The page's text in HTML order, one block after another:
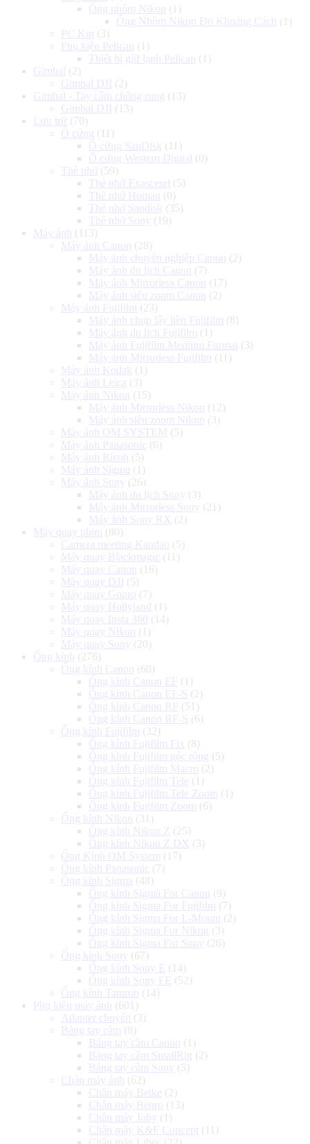
Ống nhòm Nikon
(1)
Ống Nhòm Nikon Đo Khoảng Cách
(1)
PC Km (3)
Phụ kiện Pelican
(1)
Thiết bị giữ lạnh Pelican
(1)
Gimbal (2)
Gimbal DJI (2)
Gimbal - Tay cầm chống rung (13)
Gimbal DJI (13)
Lưu trữ (70)
Ổ cứng (11)
Ổ cứng SanDisk (11)
Ổ cứng Western Digital (0)
Thẻ nhớ (59)
Thẻ nhớ Exascend
(5)
Thẻ nhớ Homan
(0)
Thẻ nhớ Sandisk (35)
Thẻ nhớ Sony (19)
Máy ảnh
(113)
Máy ảnh Canon
(28)
Máy ảnh chuyên nghiệp Canon
(2)
Máy ảnh du lịch Canon
(7)
Máy ảnh Mirrorless Canon
(17)
Máy ảnh siêu zoom Canon
(2)
Máy ảnh Fujifilm (23)
Máy ảnh chụp lấy liền Fujifilm (8)
Máy ảnh du lịch Fujifilm (1)
Máy ảnh Fujifilm Medium Format (3)
Máy ảnh Mirrorless Fujifilm (11)
Máy ảnh Kodak (1)
Máy ảnh Leica (3)
Máy ảnh Nikon
(15)
Máy ảnh Mirrorless Nikon
(12)
Máy ảnh siêu zoom Nikon
(3)
Máy ảnh OM SYSTEM (5)
Máy ảnh Panasonic (6)
Máy ảnh Ricoh
(5)
Máy ảnh Sigma (1)
Máy ảnh Sony (26)
Máy ảnh du lịch Sony (3)
Máy ảnh Mirrorless Sony (21)
Máy ảnh Sony RX (2)
Máy quay phim (80)
Camera meeting Kandao (5)
Máy quay Blackmagic (11)
Máy quay Canon
(16)
Máy quay DJI (5)
Máy quay Gopro (7)
Máy quay Hollyland
(1)
Máy quay Insta 360 (14)
Máy quay Nikon
(1)
Máy quay Sony (20)
Ống kính
(276)
Ống kính Canon
(60)
Ống kính Canon EF
(1)
Ống kính Canon EF-S (2)
Ống kính Canon RF
(51)
Ống kính Canon RF-S (6)
Ống kính Fujifilm (32)
Ống kính Fujifilm Fix (8)
Ống kính Fujifilm góc rộng (5)
Ống kính Fujifilm Macro (2)
Ống kính Fujifilm Tele (1)
Ống kính Fujifilm Tele Zoom (1)
Ống kính Fujifilm Zoom (6)
Ống kính Nikon
(31)
Ống kính Nikon Z (25)
Ống kính Nikon Z DX (3)
Ống Kính OM System (17)
Ống kính Panasonic (7)
Ống kính Sigma (48)
Ống kính Sigma For Canon
(9)
Ống kính Sigma For Fujifilm (7)
Ống kính Sigma For L-Mount (2)
Ống kính Sigma For Nikon
(3)
Ống kính Sigma For Sony (26)
Ống kính Sony (67)
Ống kính Sony E
(14)
Ống kính Sony FE
(52)
Ống kính Tamron
(14)
Phụ kiện máy ảnh
(601)
Adapter chuyển
(3)
Báng tay cầm (8)
Báng tay cầm Canon
(1)
Báng tay cầm SmallRig (2)
Báng tay cầm Sony (5)
Chân máy ảnh
(62)
Chân máy Beike (2)
Chân máy Benro (13)
Chân máy Joby (1)
Chân máy K&F Concept (11)